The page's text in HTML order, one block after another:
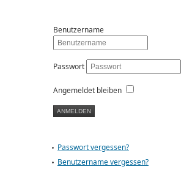
Benutzername
Passwort
Angemeldet bleiben
Passwort vergessen?
Benutzername vergessen?